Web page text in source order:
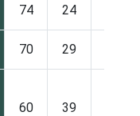
74 24
70 29
60 39